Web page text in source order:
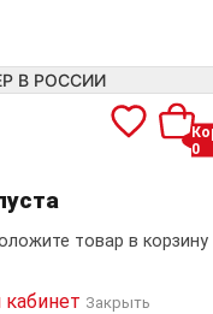
0
В РОССИИ
товар в корзину
Закрыть